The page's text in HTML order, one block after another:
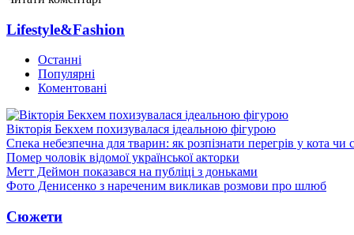
Lifestyle&Fashion
Останні
Популярні
Коментовані
Вікторія Бекхем похизувалася ідеальною фігурою
Спека небезпечна для тварин: як розпізнати перегрів у кота чи
Помер чоловік відомої української акторки
Метт Деймон показався на публіці з доньками
Фото Денисенко з нареченим викликав розмови про шлюб
Сюжети